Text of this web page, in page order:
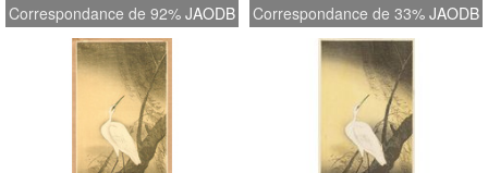
Correspondance de 92% JAODB Correspondance de 33% JAODB